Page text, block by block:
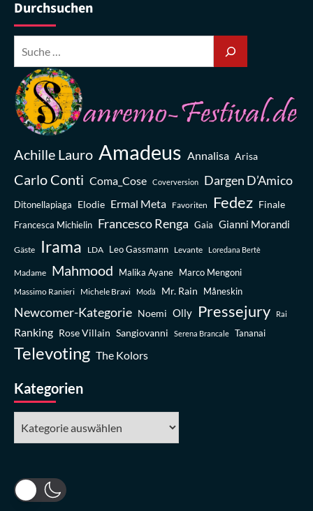
Durchsuchen
Achille Lauro Amadeus Annalisa Arisa
Carlo Conti Coma_Cose Coverversion Dargen D’Amico
Ditonellapiaga Elodie Ermal Meta Favoriten Fedez Finale
Francesca Michielin Francesco Renga Gaia Gianni Morandi
Gäste Irama LDA Leo Gassmann Levante Loredana Bertè
Madame Mahmood Malika Ayane Marco Mengoni
Massimo Ranieri Michele Bravi Modà Mr. Rain Måneskin
Newcomer-Kategorie Noemi Olly Pressejury Rai
Ranking Rose Villain Sangiovanni Serena Brancale Tananai
Televoting The Kolors
Kategorien